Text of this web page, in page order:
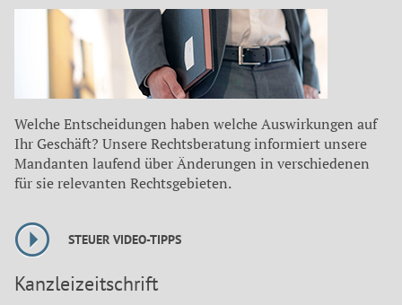
Welche Entscheidungen haben welche Auswirkungen auf
Ihr Geschäft? Unsere Rechtsberatung informiert unsere
Mandanten laufend über Änderungen in verschiedenen
für sie relevanten Rechtsgebieten.
STEUER VIDEO-TIPPS
Kanzleizeitschrift